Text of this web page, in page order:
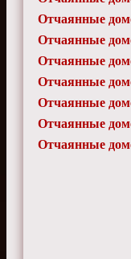
Отчаянные
Отчаянные
Отчаянные
Отчаянные
Отчаянные
Отчаянные
Отчаянные